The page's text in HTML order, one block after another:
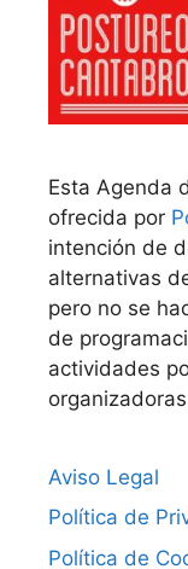
Esta Agenda
ofrecida por
intención de
alternativas
pero no se
de
actividades
Aviso Legal
Política de
Política de